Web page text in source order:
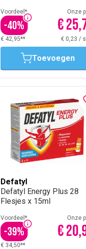
Voordeel*
-40%
Onze
€
€ 42,95** € 0,23 /
Toevoegen
Defatyl
Defatyl Energy Plus 28
Flesjes x 15ml
Voordeel*
-39%
Onze
€
€ 34,50**